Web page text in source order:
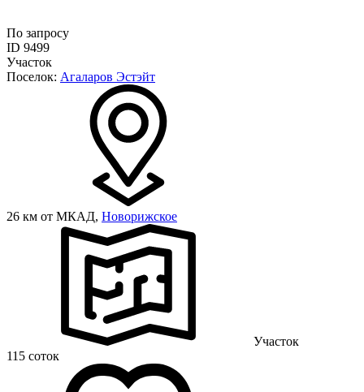
По запросу
ID 9499
Участок
Поселок: Агаларов Эстэйт
26 км от МКАД, Новорижское
Участок
115 соток